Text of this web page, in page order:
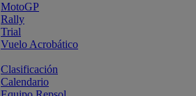
MotoGP
Rally
Trial
Vuelo Acrobático
Clasificación
Calendario